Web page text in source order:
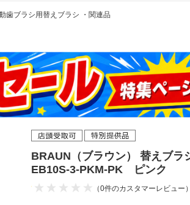
歯ブラシ用替えブラシ ・関連品
BRAUN（ブラウン） 替えブラ
EB10S-3-PKM-PK ピンク
（0件のカスタマーレビュー）